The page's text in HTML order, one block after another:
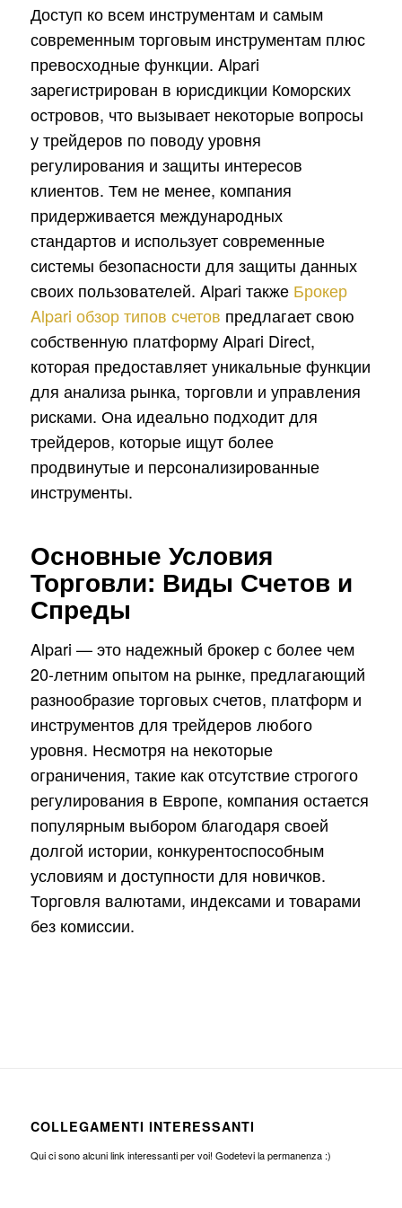
Доступ ко всем инструментам и самым
современным торговым инструментам плюс
превосходные функции. Alpari
зарегистрирован в юрисдикции Коморских
островов, что вызывает некоторые вопросы
у трейдеров по поводу уровня
регулирования и защиты интересов
клиентов. Тем не менее, компания
придерживается международных
стандартов и использует современные
системы безопасности для защиты данных
своих пользователей. Alpari также Брокер
Alpari обзор типов счетов предлагает свою
собственную платформу Alpari Direct,
которая предоставляет уникальные функции
для анализа рынка, торговли и управления
рисками. Она идеально подходит для
трейдеров, которые ищут более
продвинутые и персонализированные
инструменты.
Основные Условия
Торговли: Виды Счетов и
Спреды
Alpari — это надежный брокер с более чем
20-летним опытом на рынке, предлагающий
разнообразие торговых счетов, платформ и
инструментов для трейдеров любого
уровня. Несмотря на некоторые
ограничения, такие как отсутствие строгого
регулирования в Европе, компания остается
популярным выбором благодаря своей
долгой истории, конкурентоспособным
условиям и доступности для новичков.
Торговля валютами, индексами и товарами
без комиссии.
COLLEGAMENTI INTERESSANTI
Qui ci sono alcuni link interessanti per voi! Godetevi la permanenza :)